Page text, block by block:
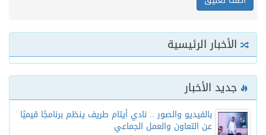
الأخبار الرئيسية
جديد الأخبار
بالفيديو والصور .. نادي أيتام طريف ينظم برنامجًا قيميًا
عن التعاون والعمل الجماعي